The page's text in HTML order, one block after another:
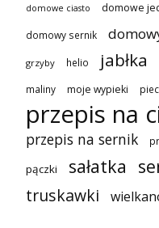
domowe ciasto domowe
domowy sernik
grzyby helio jabłka
maliny moje wypieki
przepis na
przepis na sernik
pączki sałatka
truskawki